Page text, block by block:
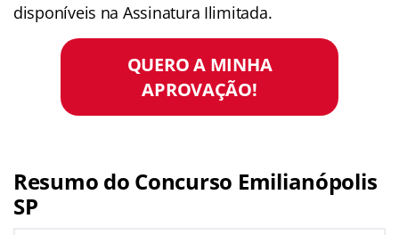
disponíveis na Assinatura Ilimitada.
QUERO A MINHA
APROVAÇÃO!
Resumo do Concurso Emilianópolis
SP